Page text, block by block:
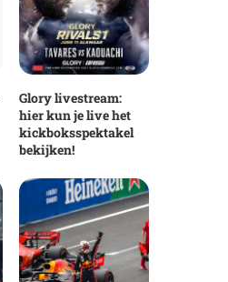
Glory livestream:
hier kun je live het
kickboksspektakel
bekijken!